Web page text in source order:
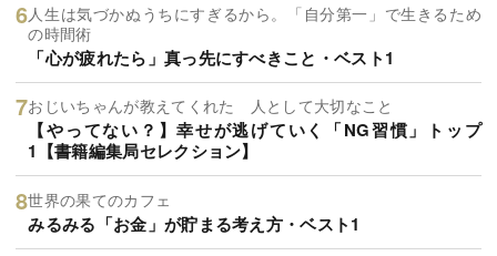
人生は気づかぬうちにすぎるから。「自分第一」で生きるため
の時間術
「心が疲れたら」真っ先にすべきこと・ベスト1
おじいちゃんが教えてくれた 人として大切なこと
【やってない？】幸せが逃げていく「NG習慣」トップ
1【書籍編集局セレクション】
世界の果てのカフェ
みるみる「お金」が貯まる考え方・ベスト1